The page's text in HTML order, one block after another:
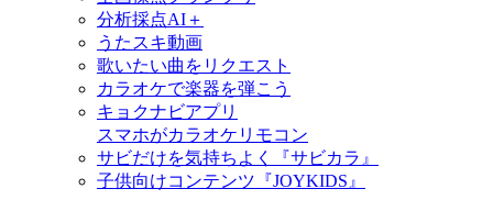
分析採点AI＋
うたスキ動画
歌いたい曲をリクエスト
カラオケで楽器を弾こう
キョクナビアプリ
スマホがカラオケリモコン
サビだけを気持ちよく『サビカラ』
子供向けコンテンツ『JOYKIDS』